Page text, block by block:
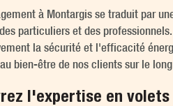
à Montargis se traduit par
particuliers et des
la sécurité et l'efficacité
bien-être de nos clients sur le
l'expertise en volets